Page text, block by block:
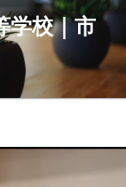
学校｜市